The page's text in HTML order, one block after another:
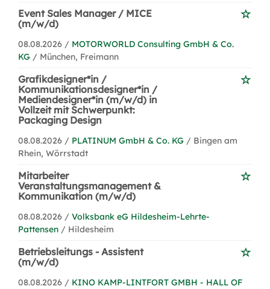
Event Sales Manager / MICE
(m/w/d)
08.08.2026 / MOTORWORLD Consulting GmbH & Co.
KG / München, Freimann
Grafikdesigner*in /
Kommunikationsdesigner*in /
Mediendesigner*in (m/w/d) in
Vollzeit mit Schwerpunkt:
Packaging Design
08.08.2026 / PLATINUM GmbH & Co. KG / Bingen am
Rhein, Wörrstadt
Mitarbeiter
Veranstaltungsmanagement &
Kommunikation (m/w/d)
08.08.2026 / Volksbank eG Hildesheim-Lehrte-
Pattensen / Hildesheim
Betriebsleitungs - Assistent
(m/w/d)
08.08.2026 / KINO KAMP-LINTFORT GMBH - HALL OF